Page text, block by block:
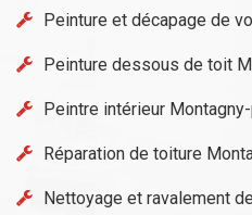
Peinture et décapage de
Peinture dessous de toit
Peintre intérieur
Réparation de toiture
Nettoyage et ravalement